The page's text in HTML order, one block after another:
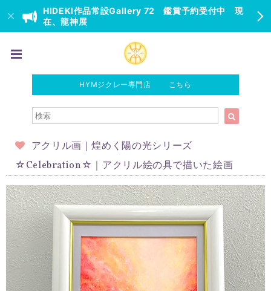
HIDEKI作品常設Gallery 72 鑑賞予約受付中 現
在、龍神展
HYMジクレー専門店 こちら
アクリル画｜煌めく陽の光シリーズ
☆Celebration☆｜アクリル絵の具で描いた絵画